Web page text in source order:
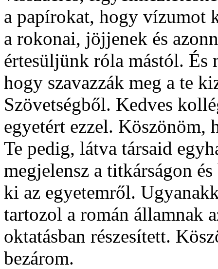
a papírokat, hogy vízumot
a rokonai, jöjjenek és
értesüljünk róla mástól. És
hogy szavazzák meg a te
Szövetségből. Kedves
egyetért ezzel. Köszönöm,
Te pedig, látva társaid
megjelensz a titkárságon
ki az egyetemről.
tartozol a román államnak
oktatásban részesített.
bezárom.